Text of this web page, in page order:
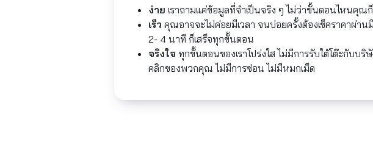
ง่าย เราถามแค่ข้อมูลที่จำเป็นจริง ๆ ไม่ว่าขั้นตอนไหนคุณ
เร็ว คุณอาจจะไม่ค่อยมีเวลา จนบ่อยครั้งต้องเช็คราคาผ่า
2- 4 นาที ก็เสร็จทุกขั้นตอน
จริงใจ ทุกขั้นตอนของเราโปร่งใส ไม่มีการรับใต้โต๊ะกับบ
คลิกของพวกคุณ ไม่มีการซ่อน ไม่มีหมกเม็ด